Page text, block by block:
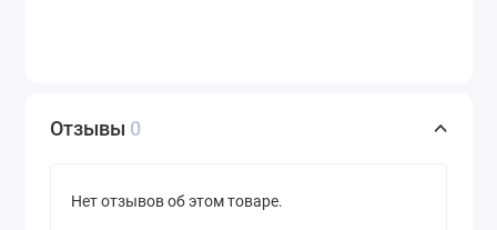
Отзывы 0
Нет отзывов об этом товаре.